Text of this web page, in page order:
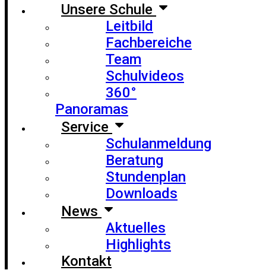
Unsere Schule
Leitbild
Fachbereiche
Team
Schulvideos
360°
Panoramas
Service
Schulanmeldung
Beratung
Stundenplan
Downloads
News
Aktuelles
Highlights
Kontakt